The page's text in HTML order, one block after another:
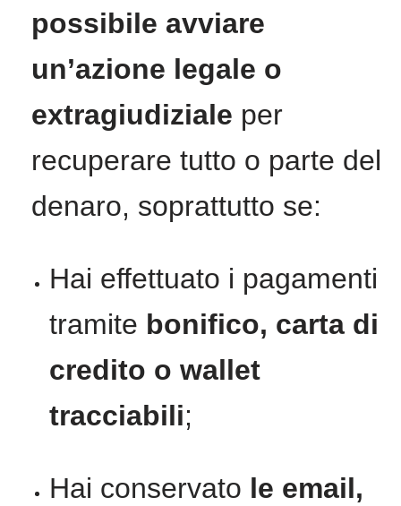
possibile avviare
un’azione legale o
extragiudiziale per
recuperare tutto o parte del
denaro, soprattutto se:
Hai effettuato i pagamenti
tramite bonifico, carta di
credito o wallet
tracciabili;
Hai conservato le email,